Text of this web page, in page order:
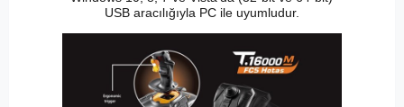
USB aracılığıyla PC ile uyumludur.